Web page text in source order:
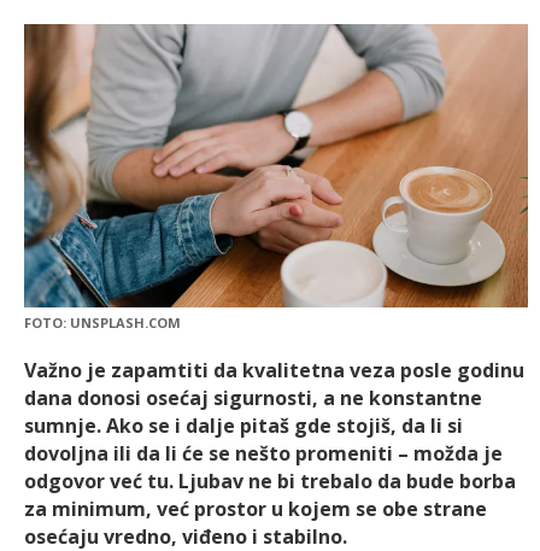
FOTO: UNSPLASH.COM
Važno je zapamtiti da kvalitetna veza posle godinu
dana donosi osećaj sigurnosti, a ne konstantne
sumnje. Ako se i dalje pitaš gde stojiš, da li si
dovoljna ili da li će se nešto promeniti – možda je
odgovor već tu. Ljubav ne bi trebalo da bude borba
za minimum, već prostor u kojem se obe strane
osećaju vredno, viđeno i stabilno.